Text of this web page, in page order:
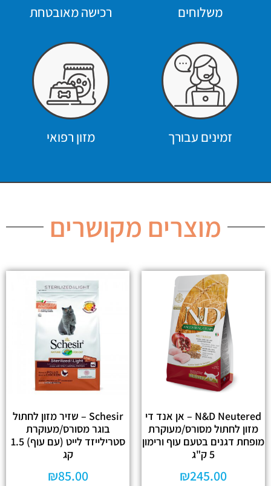
משלוחים רכישה מאובטחת
זמינים עבורך מזון רפואי
מוצרים מקושרים
N&D Neutered – אן אנד די
מזון לחתול מסורס/מעוקרת
מופחת דגנים בטעם עוף ורימון
5 ק"ג
₪245.00
Schesir – שזיר מזון לחתול
בוגר מסורס/מעוקרת
סטרילייזד לייט (עם עוף) 1.5
קג
₪85.00